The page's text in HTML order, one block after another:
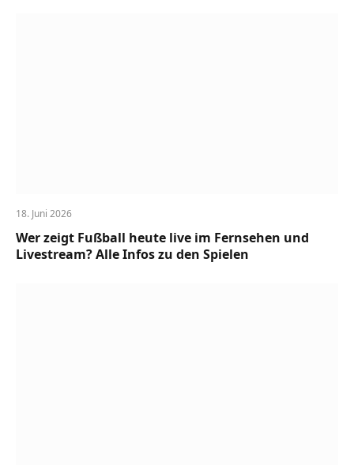
18. Juni 2026
Wer zeigt Fußball heute live im Fernsehen und
Livestream? Alle Infos zu den Spielen